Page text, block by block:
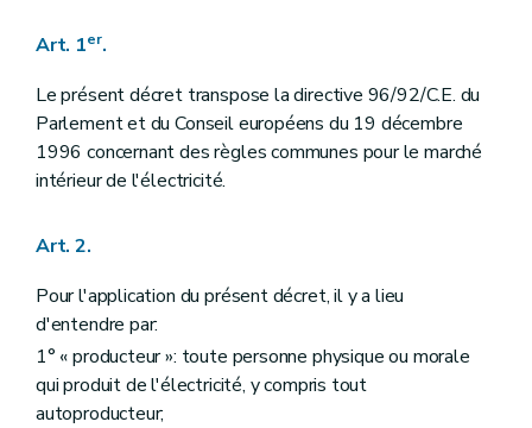
Art. 1er.
Le présent décret transpose la directive 96/92/C.E. du
Parlement et du Conseil européens du 19 décembre
1996 concernant des règles communes pour le marché
intérieur de l'électricité.
Art. 2.
Pour l'application du présent décret, il y a lieu
d'entendre par:
1° « producteur »: toute personne physique ou morale
qui produit de l'électricité, y compris tout
autoproducteur;